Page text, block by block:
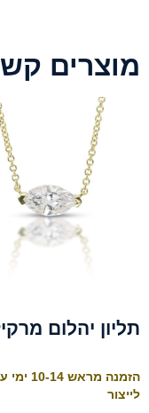
מוצרים
תליון יהלום
הזמנה מראש
לייצור